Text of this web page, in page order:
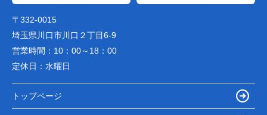
〒332-0015
埼玉県川口市川口２丁目6-9
営業時間： 10：00～18：00
定休日： 水曜日
トップページ